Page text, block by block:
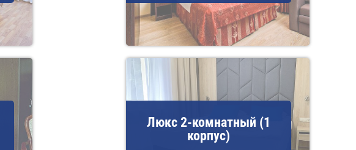
Люкс 2-комнатный (1
корпус)